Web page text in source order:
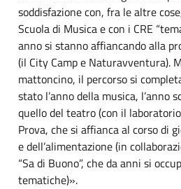
soddisfazione con, fra le altre
Scuola di Musica e con i CRE
anno si stanno affiancando alla
(il City Camp e Naturavventura).
mattoncino, il percorso si
stato l’anno della musica, l’anno
quello del teatro (con il
Prova, che si affianca al corso di
e dell’alimentazione (in
“Sa di Buono”, che da anni si
tematiche)».